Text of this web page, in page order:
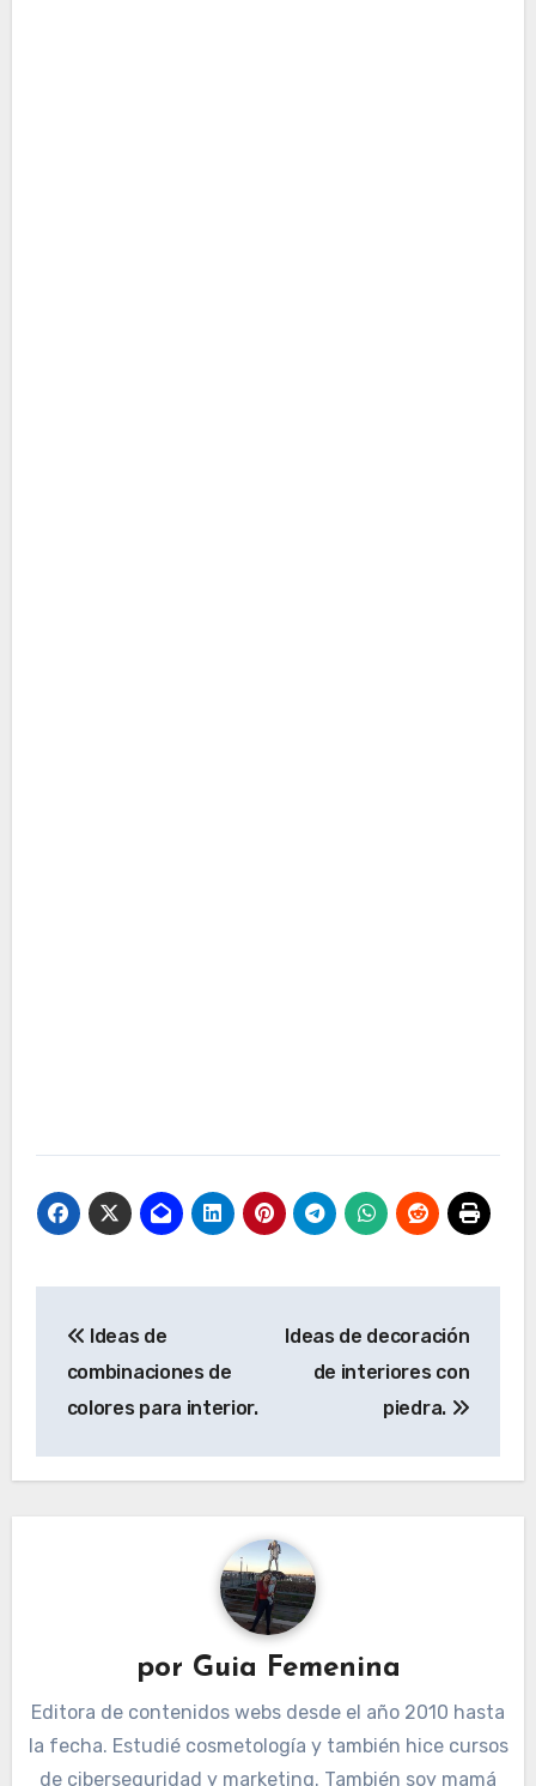
de
entradas
Ideas de
combinaciones de
colores para interior.
Ideas de decoración
de interiores con
piedra.
por Guia Femenina
Editora de contenidos webs desde el año 2010 hasta
la fecha. Estudié cosmetología y también hice cursos
de ciberseguridad y marketing. También soy mamá